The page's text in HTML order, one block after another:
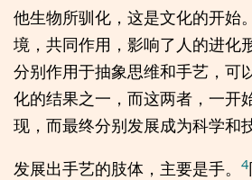
他生物所驯化，这是文化的开始。
境，共同作用，影响了人的进化
分别作用于抽象思维和手艺，可
化的结果之一，而这两者，一开
现，而最终分别发展成为科学和
发展出手艺的肢体，主要是手。 4